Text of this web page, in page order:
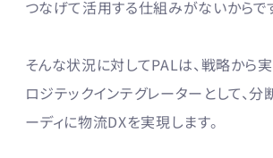
つなげて活用する仕組みがないからで
そんな状況に対してPALは、戦略から
ロジテックインテグレーターとして、分
ーディに物流DXを実現します。